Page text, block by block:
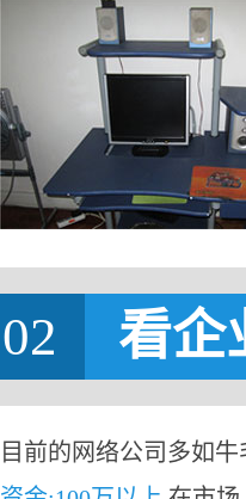
02 看企
目前的网络公司多如